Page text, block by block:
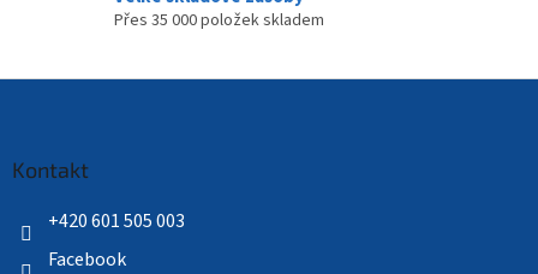
Přes 35 000 položek skladem
Kontakt
+420 601 505 003
Facebook